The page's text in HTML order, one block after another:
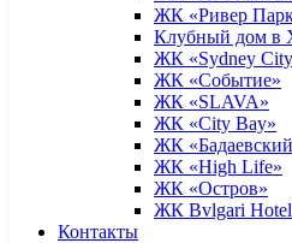
ЖК «Ривер
Клубный дом в
ЖК «Sydney
ЖК «Событие»
ЖК «SLAVA»
ЖК «City Bay»
ЖК
ЖК «High Life»
ЖК «Остров»
ЖК Bvlgari Hotel
Контакты